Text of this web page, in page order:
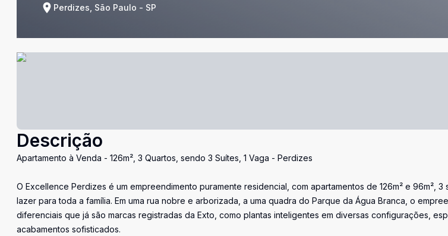
Perdizes, São Paulo - SP
Descrição
Apartamento à Venda - 126m², 3 Quartos, sendo 3 Suítes, 1 Vaga - Perdizes
O Excellence Perdizes é um empreendimento puramente residencial, com apartamentos de 126m² e 96m²,
lazer para toda a família. Em uma rua nobre e arborizada, a uma quadra do Parque da Água Branca, o
diferenciais que já são marcas registradas da Exto, como plantas inteligentes em diversas configurações,
acabamentos sofisticados.